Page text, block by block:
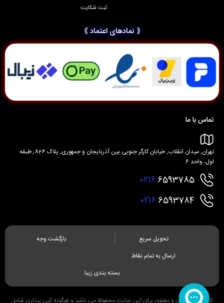
ثبت شکایت
⟪ نمادهای اعتماد ⟫
تماس با ما
تهران, میدان انقلاب, خیابان کارگر جنوبی بین آذربایجان و جمهوری, پلاک 826, طبقه
اول، واحد 6
02166593785
02166593784
تحویل سریع
بازگشت وجه
ارسال به تمام نقاط
بسته بندی زیبا
کلیه حقوق مادی و معنوی برای این سایت محفوظ می باشد و هرگونه کپی برداری شامل